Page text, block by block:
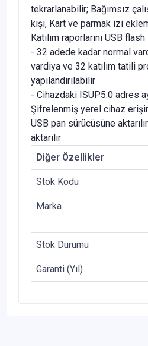
tekrarlanabilir; Bağımsız
kişi, Kart ve parmak izi
Katılım raporlarını USB
- 32 adede kadar normal
vardiya ve 32 katılım tatili
yapılandırılabilir
- Cihazdaki ISUP5.0 adres
Şifrelenmiş yerel cihaz
USB pan sürücüsüne
aktarılır
Diğer Özellikler
Stok Kodu
Marka
Stok Durumu
Garanti (Yıl)